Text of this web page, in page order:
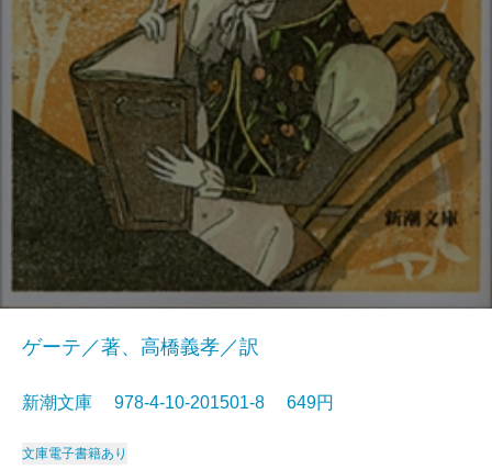
ゲーテ／著、高橋義孝／訳
新潮文庫 978-4-10-201501-8 649円
文庫電子書籍あり